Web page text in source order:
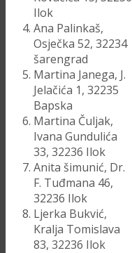
Ilok
Ana Palinkaš,
Osječka 52, 32234
šarengrad
Martina Janega, J.
Jelačića 1, 32235
Bapska
Martina Čuljak,
Ivana Gundulića
33, 32236 Ilok
Anita šimunić, Dr.
F. Tuđmana 46,
32236 Ilok
Ljerka Bukvić,
Kralja Tomislava
83, 32236 Ilok